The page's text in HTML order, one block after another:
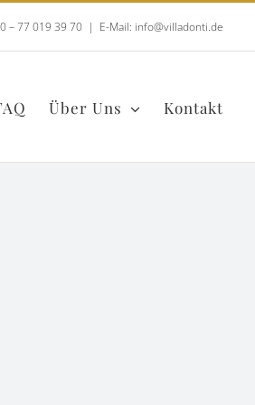
– 77 019 39 70 | E-Mail: info@villadonti.de
Über Uns Kontakt